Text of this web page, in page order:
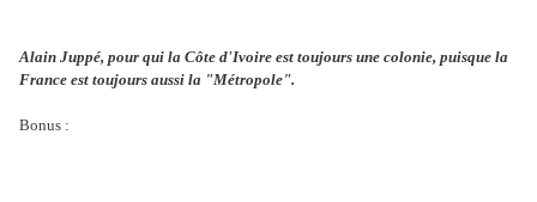
Alain Juppé, pour qui la Côte d'Ivoire est toujours une colonie, puisque la
France est toujours aussi la "Métropole".
Bonus :